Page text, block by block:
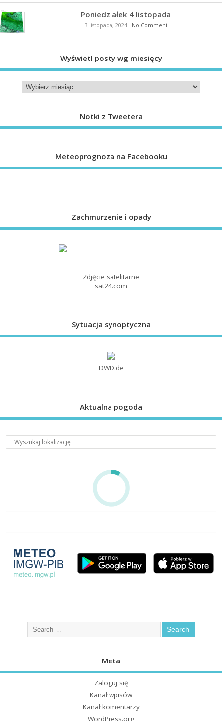
Poniedziałek 4 listopada
3 listopada, 2024- No Comment
Wyświetl posty wg miesięcy
Notki z Tweetera
Meteoprognoza na Facebooku
Zachmurzenie i opady
Zdjęcie satelitarne
sat24.com
Sytuacja synoptyczna
DWD.de
Aktualna pogoda
Meta
Zaloguj się
Kanał wpisów
Kanał komentarzy
WordPress.org